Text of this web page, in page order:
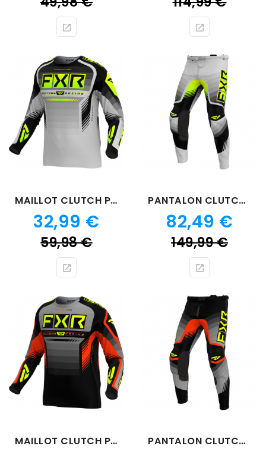
MAILLOT CLUTCH PRO GRIS VERT
Prix
32,99 €
59,98 €Prix
PANTALON CLUTCH PRO GRIS VERT
Prix
82,49 €
149,99 €Prix
MAILLOT CLUTCH PRO GRIS ROUGE 24 PANTALON CLUTCH PRO GRIS ROUGE 24